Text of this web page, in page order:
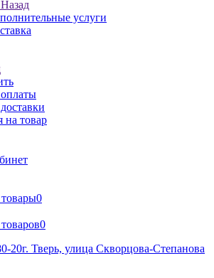
Назад
услуги
на товар
0
0
20г. Тверь, улица Скворцова-Степанова